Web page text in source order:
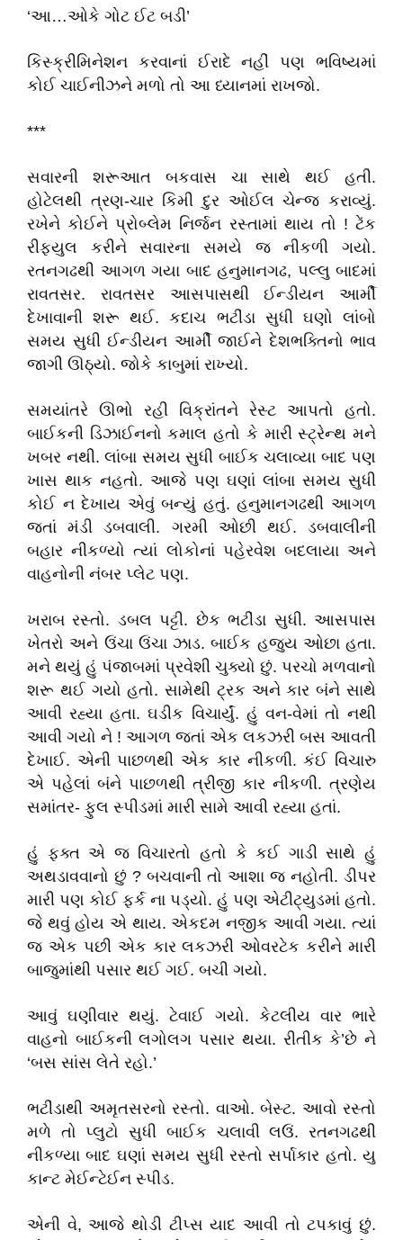
‘આ…ઓકે ગોટ ઈટ બડી’
કિસ્ક્રીમિનેશન કરવાનાં ઈરાદે નહીં પણ ભવિષ્યમાં
કોઈ ચાઈનીઝને મળો તો આ ધ્યાનમાં રાખજો.
***
સવારની શરૂઆત બકવાસ ચા સાથે થઈ હતી.
હોટેલથી ત્રણ-ચાર કિમી દુર ઓઈલ ચેન્જ કરાવ્યું.
રખેને કોઈને પ્રોબ્લેમ નિર્જન રસ્તામાં થાય તો ! ટેંક
રીફ્યુલ કરીને સવારના સમયે જ નીકળી ગયો.
રતનગઢથી આગળ ગયા બાદ હનુમાનગઢ, પલ્લુ બાદમાં
રાવતસર. રાવતસર આસપાસથી ઈન્ડીયન આર્મી
દેખાવાની શરૂ થઈ. કદાચ ભટીંડા સુધી ઘણો લાંબો
સમય સુધી ઈન્ડીયન આર્મી જાઈને દેશભક્તિનો ભાવ
જાગી ઊઠ્યો. જોકે કાબુમાં રાખ્યો.
સમયાંતરે ઊભો રહી વિક્રાંતને રેસ્ટ આપતો હતો.
બાઈકની ડિઝાઈનનો કમાલ હતો કે મારી સ્ટ્રેન્થ મને
ખબર નથી. લાંબા સમય સુધી બાઈક ચલાવ્યા બાદ પણ
ખાસ થાક નહતો. આજે પણ ઘણાં લાંબા સમય સુધી
કોઈ ન દેખાય એવું બન્યું હતું. હનુમાનગઢથી આગળ
જતાં મંડી ડબવાલી. ગરમી ઓછી થઈ. ડબવાલીની
બહાર નીકળ્યો ત્યાં લોકોનાં પહેરવેશ બદલાયા અને
વાહનોની નંબર પ્લેટ પણ.
ખરાબ રસ્તો. ડબલ પટ્ટી. છેક ભટીંડા સુધી. આસપાસ
ખેતરો અને ઉંચા ઉંચા ઝાડ. બાઈક હજુય ઓછા હતા.
મને થયું હું પંજાબમાં પ્રવેશી ચુક્યો છું. પરચો મળવાનો
શરૂ થઈ ગયો હતો. સામેથી ટ્રક અને કાર બંને સાથે
આવી રહ્યા હતા. ઘડીક વિચાર્યું. હું વન-વેમાં તો નથી
આવી ગયો ને ! આગળ જતાં એક લકઝરી બસ આવતી
દેખાઈ. એની પાછળથી એક કાર નીકળી. કંઈ વિચારુ
એ પહેલાં બંને પાછળથી ત્રીજી કાર નીકળી. ત્રણેય
સમાંતર- ફુલ સ્પીડમાં મારી સામે આવી રહ્યા હતાં.
હું ફક્ત એ જ વિચારતો હતો કે કઈ ગાડી સાથે હું
અથડાવવાનો છું ? બચવાની તો આશા જ નહોતી. ડીપર
મારી પણ કોઈ ફર્ક ના પડ્યો. હું પણ એટીટ્યુડમાં હતો.
જે થવું હોય એ થાય. એકદમ નજીક આવી ગયા. ત્યાં
જ એક પછી એક કાર લકઝરી ઓવરટેક કરીને મારી
બાજુમાંથી પસાર થઈ ગઈ. બચી ગયો.
આવું ઘણીવાર થયું. ટેવાઈ ગયો. કેટલીય વાર ભારે
વાહનો બાઈકની લગોલગ પસાર થયા. રીતીક કે’છે ને
‘બસ સાંસ લેતે રહો.’
ભટીંડાથી અમૃતસરનો રસ્તો. વાઓ. બેસ્ટ. આવો રસ્તો
મળે તો પ્લુટો સુધી બાઈક ચલાવી લઉં. રતનગઢથી
નીકળ્યા બાદ ઘણાં સમય સુધી રસ્તો સર્પાકાર હતો. યુ
કાન્ટ મેઈન્ટેઈન સ્પીડ.
એની વે, આજે થોડી ટીપ્સ યાદ આવી તો ટપકાવું છું.